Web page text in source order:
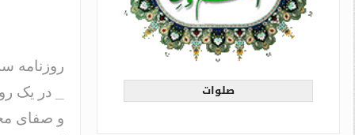
روزنامه
در یک
و صفای
صلوات